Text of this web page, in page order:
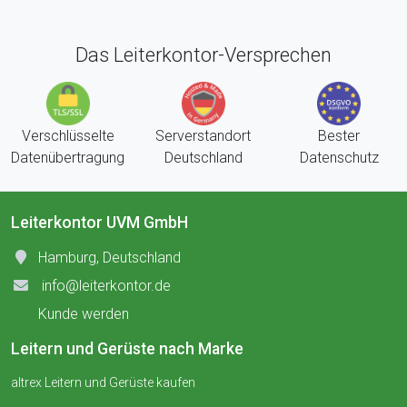
Das Leiterkontor-Versprechen
Verschlüsselte
Datenübertragung
Serverstandort
Deutschland
Bester
Datenschutz
Leiterkontor UVM GmbH
Hamburg, Deutschland
info@leiterkontor.de
Kunde werden
Leitern und Gerüste nach Marke
altrex Leitern und Gerüste kaufen